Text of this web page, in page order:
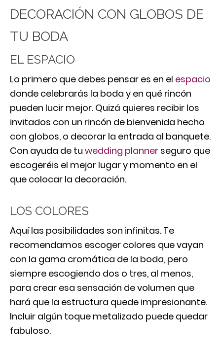
DECORACIÓN CON GLOBOS DE
TU BODA
EL ESPACIO
Lo primero que debes pensar es en el espacio
donde celebrarás la boda y en qué rincón
pueden lucir mejor. Quizá quieres recibir los
invitados con un rincón de bienvenida hecho
con globos, o decorar la entrada al banquete.
Con ayuda de tu wedding planner seguro que
escogeréis el mejor lugar y momento en el
que colocar la decoración.
LOS COLORES
Aquí las posibilidades son infinitas. Te
recomendamos escoger colores que vayan
con la gama cromática de la boda, pero
siempre escogiendo dos o tres, al menos,
para crear esa sensación de volumen que
hará que la estructura quede impresionante.
Incluir algún toque metalizado puede quedar
fabuloso.